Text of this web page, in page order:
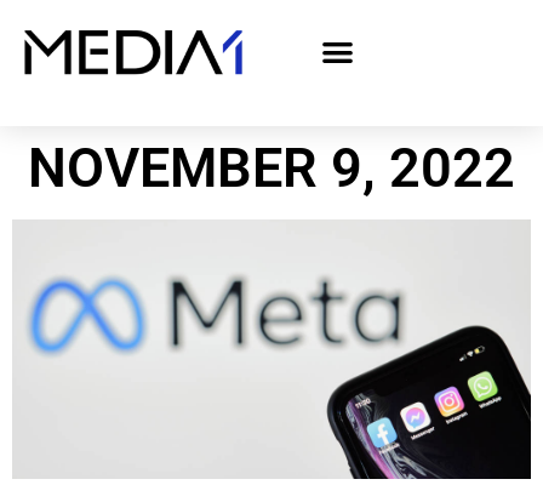
NOVEMBER 9, 2022